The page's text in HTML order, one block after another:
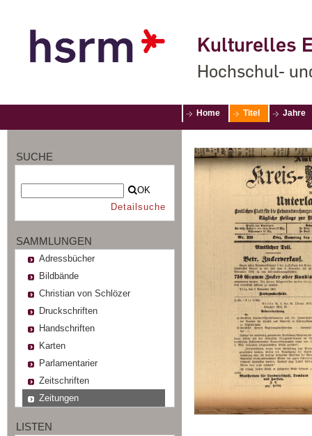
Kulturelles
Hochschul-
Home Titel Jahre
SUCHE
OK
Detailsuche
SAMMLUNGEN
Adressbücher
Bildbände
Christian von Schlözer
Druckschriften
Handschriften
Karten
Parlamentarier
Zeitschriften
Zeitungen
LISTEN